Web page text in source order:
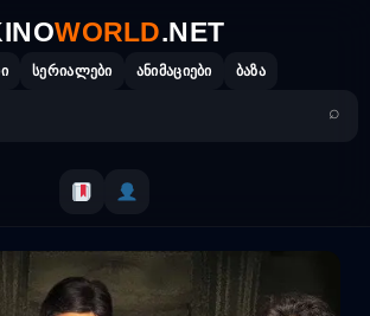
WORLD.NET
სერიალები ანიმაციები ბაზა